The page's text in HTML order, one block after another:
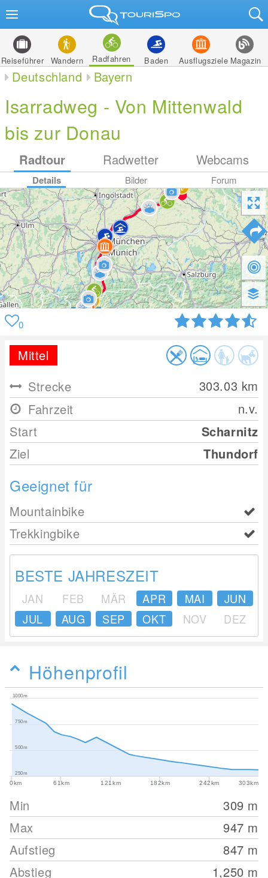
Reiseführer Wandern Radfahren Baden Ausflugsziele Magazin
Deutschland Bayern
Isarradweg - Von Mittenwald
bis zur Donau
Radtour Radwetter Webcams
Details Bilder Forum
0
Mittel
Strecke
303.03 km
Fahrzeit
n.v.
Start
Scharnitz
Ziel
Thundorf
Geeignet für
Mountainbike
Trekkingbike
BESTE JAHRESZEIT
JAN FEB MÄR APR MAI
JUN
JUL
AUG SEP OKT NOV DEZ
Höhenprofil
0km 61km 121km 182km 242km 303km
250m
500m
750m
1000m
Min 309 m
Max
947 m
Aufstieg
847 m
Abstieg
1,250 m